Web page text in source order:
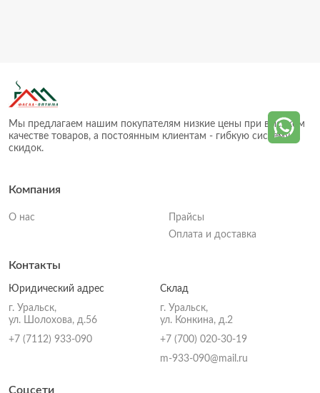
Мы предлагаем нашим покупателям низкие цены при высоком
качестве товаров, а постоянным клиентам - гибкую систему
скидок.
Компания
О нас
Прайсы
Оплата и доставка
Контакты
Юридический адрес
г. Уральск,
ул. Шолохова, д.56
+7 (7112) 933-090
Склад
г. Уральск,
ул. Конкина, д.2
+7 (700) 020-30-19
m-933-090@mail.ru
Соцсети